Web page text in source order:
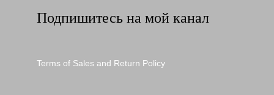
Подпишитесь на мой канал
Terms of Sales and Return Policy